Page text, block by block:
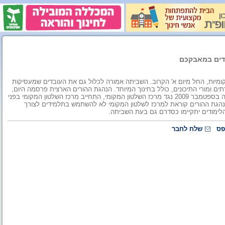
במאבקכם
החל מיום א' הקרוב. השביתה אמורה לכלול גם את העובדים שמעסיקות
ומורי התיכונים, כולל בחינוך המיוחד. הנהגת ההורים הארצית פרסמה היום,
יום ד', הודעה המזכירה, כי בעתירה של הנהגת ההורים לבג"צ שהוגשה בספטמבר 2009 נגד מרכז השלטון המקומי, התחייב מרכז השלטון המקומי בפני
ההורים קוראת למרכז לשלטון המקומי לא להשתמש בתלמידים לצורך
יתקיימו כסדרם גם בעת השביתה.
שלח לחבר